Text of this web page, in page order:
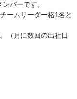
バーです。
ームリーダー格1名と
（月に数回の出社日